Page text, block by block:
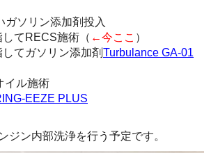
ガソリン添加剤投入
てRECS施術（ ←今ここ ）
てガソリン添加剤Turbulance GA-01
イル施術
EEZE PLUS
ジン内部洗浄を行う予定です。